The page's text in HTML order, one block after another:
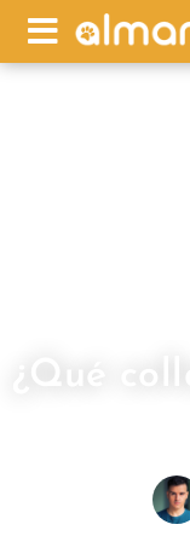
¿Qué